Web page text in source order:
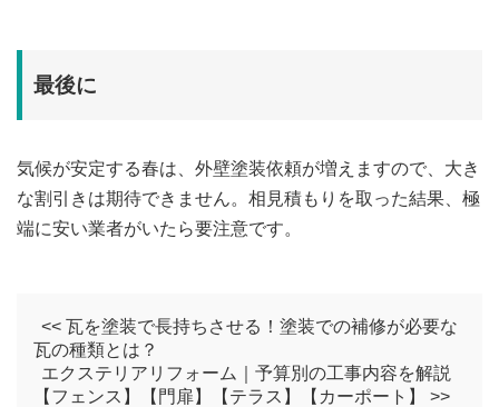
最後に
気候が安定する春は、外壁塗装依頼が増えますので、大き
な割引きは期待できません。相見積もりを取った結果、極
端に安い業者がいたら要注意です。
<< 瓦を塗装で長持ちさせる！塗装での補修が必要な
瓦の種類とは？
エクステリアリフォーム｜予算別の工事内容を解説
【フェンス】【門扉】【テラス】【カーポート】 >>